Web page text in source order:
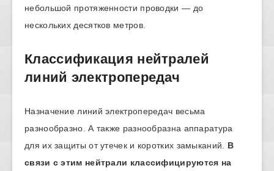
небольшой протяженности проводки — до
нескольких десятков метров.
Классификация нейтралей
линий электропередач
Назначение линий электропередач весьма
разнообразно. А также разнообразна аппаратура
для их защиты от утечек и коротких замыканий. В
связи с этим нейтрали классифицируются на